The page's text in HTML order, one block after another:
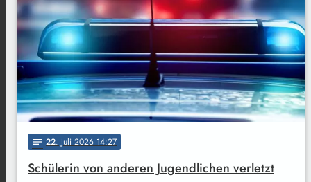
notes 22. Juli 2026 14:27
Schülerin von anderen Jugendlichen verletzt